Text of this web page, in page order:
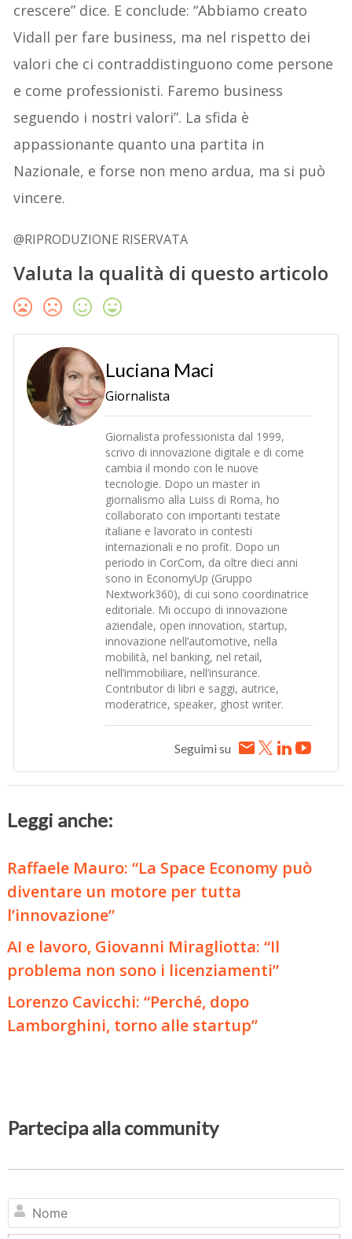
crescere” dice. E conclude: “Abbiamo creato
Vidall per fare business, ma nel rispetto dei
valori che ci contraddistinguono come persone
e come professionisti. Faremo business
seguendo i nostri valori”. La sfida è
appassionante quanto una partita in
Nazionale, e forse non meno ardua, ma si può
vincere.
@RIPRODUZIONE RISERVATA
Valuta la qualità di questo articolo
Luciana Maci
Giornalista
Giornalista professionista dal 1999,
scrivo di innovazione digitale e di come
cambia il mondo con le nuove
tecnologie. Dopo un master in
giornalismo alla Luiss di Roma, ho
collaborato con importanti testate
italiane e lavorato in contesti
internazionali e no profit. Dopo un
periodo in CorCom, da oltre dieci anni
sono in EconomyUp (Gruppo
Nextwork360), di cui sono coordinatrice
editoriale. Mi occupo di innovazione
aziendale, open innovation, startup,
innovazione nell’automotive, nella
mobilità, nel banking, nel retail,
nell’immobiliare, nell’insurance.
Contributor di libri e saggi, autrice,
moderatrice, speaker, ghost writer.
Seguimi su
Leggi anche:
Raffaele Mauro: “La Space Economy può
diventare un motore per tutta
l’innovazione”
AI e lavoro, Giovanni Miragliotta: “Il
problema non sono i licenziamenti”
Lorenzo Cavicchi: “Perché, dopo
Lamborghini, torno alle startup”
Partecipa alla community